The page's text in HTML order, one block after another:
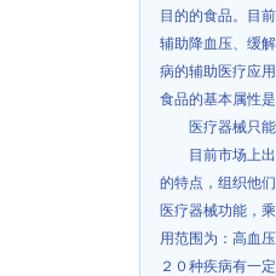
目的的食品。目
辅助降血压、缓
病的辅助医疗应
食品的基本属性
医疗器械只
目前市场上
的特点，组织他
医疗器械功能，
用范围为：高血
２０种疾病有一